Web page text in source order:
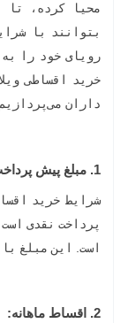
محیا کرده، تا
بتوانند با
رویای خود را
خرید اقساطی
داران
1. مبلغ پیش
شرایط خرید
است. این مبلغ
2. اقساط ماهانه: